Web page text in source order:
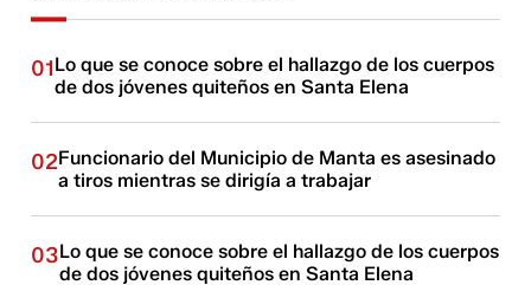
01Lo que se conoce sobre el hallazgo de los cuerpos
de dos jóvenes quiteños en Santa Elena
02Funcionario del Municipio de Manta es asesinado
a tiros mientras se dirigía a trabajar
03Lo que se conoce sobre el hallazgo de los cuerpos
de dos jóvenes quiteños en Santa Elena